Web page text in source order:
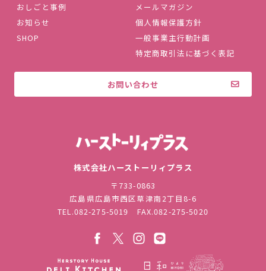
おしごと事例
お知らせ
SHOP
メールマガジン
個人情報保護方針
一般事業主行動計画
特定商取引法に基づく表記
お問い合わせ
株式会社ハーストーリィプラス
〒733-0863
広島県広島市西区草津南2丁目8-6
TEL.082-275-5019 FAX.082-275-5020